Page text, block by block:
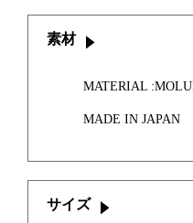
素材
MATERIAL
MADE IN JAPAN
サイズ